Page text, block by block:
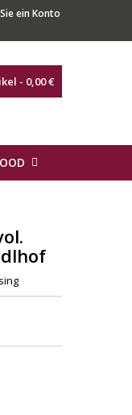
ein Konto
- 0,00 €